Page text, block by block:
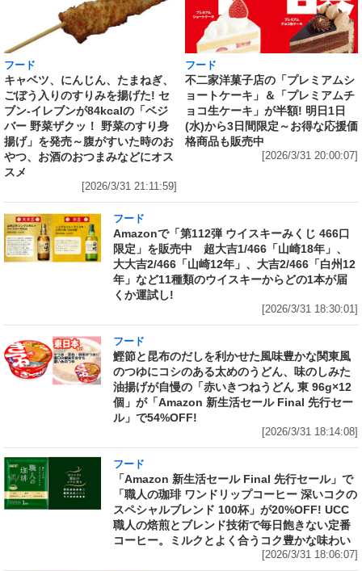
フード
キャベツ、にんじん、たまねぎ、
ごぼう入りのすりみを揚げた! セ
ブン‐イレブンが84kcalの「ベジ
バー 野菜ザクッ！ 野菜のすり身
揚げ」を発売～腹がすいた時のお
やつ、お酒のおつまみなどにオス
スメ
[2026/3/31 21:11:59]
フード
不二家洋菓子店の「プレミアムシ
ョートケーキ」＆「プレミアムチ
ョコ生ケーキ」が半額! 明日1日
(水)から3日間限定～お得な応援価
格商品も販売中
[2026/3/31 20:00:07]
フード
Amazonで「第112弾 ウイスキーみくじ 466口
限定」を販売中 超大吉1/466「山崎18年」、
大大吉2/466「山崎12年」、大吉2/466「白州12
年」など11種類のウイスキーからどの1本が届
くか運試し!
[2026/3/31 18:30:01]
フード
鰹節と昆布のだしを利かせた風味豊かな関東風
のつゆにコシのある太めのうどん、味のしみた
油揚げが自慢の「赤いきつねうどん 東 96g×12
個」が「Amazon 新生活セール Final 先行セー
ル」で54%OFF!
[2026/3/31 18:14:08]
フード
「Amazon 新生活セール Final 先行セール」で
「職人の珈琲 ワンドリップコーヒー 深いコクの
スペシャルブレンド 100杯」が20%OFF! UCC
職人の焙煎とブレンド技術で毎日飽きない定番
コーヒー。ミルクとよく合うコク豊かな味わい
[2026/3/31 18:06:07]